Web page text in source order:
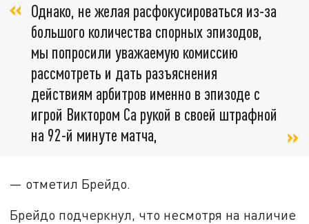
Однако, не желая расфокусироваться из-за
большого количества спорных эпизодов,
мы попросили уважаемую комиссию
рассмотреть и дать разъяснения
действиям арбитров именно в эпизоде с
игрой Виктором Са рукой в своей штрафной
на 92-й минуте матча,
— отметил Брейдо.
Брейдо подчеркнул, что несмотря на наличие